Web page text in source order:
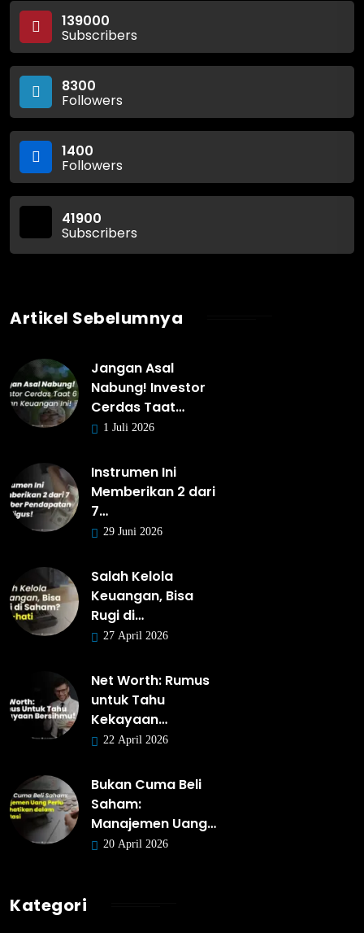
139000
Subscribers
8300
Followers
1400
Followers
41900
Subscribers
Artikel Sebelumnya
Jangan Asal
Nabung! Investor
Cerdas Taat…
1 Juli 2026
Instrumen Ini
Memberikan 2 dari
7…
29 Juni 2026
Salah Kelola
Keuangan, Bisa
Rugi di…
27 April 2026
Net Worth: Rumus
untuk Tahu
Kekayaan…
22 April 2026
Bukan Cuma Beli
Saham:
Manajemen Uang…
20 April 2026
Kategori